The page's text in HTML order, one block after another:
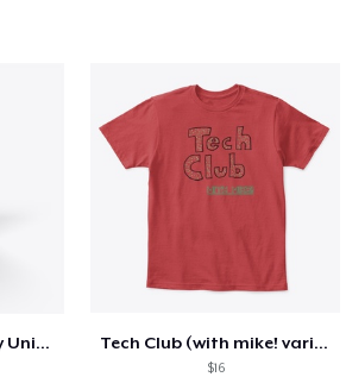
The Cup Collection by Unicorn Bat Tech Club (with mike! variant)
$16